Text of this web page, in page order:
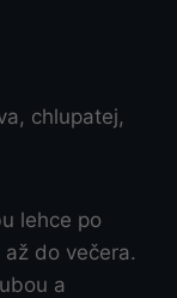
chlupatej,
lehce po
do večera.
a